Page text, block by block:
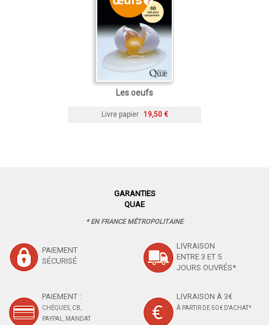
Les oeufs
Livre papier 19,50 €
GARANTIES
QUAE
* EN FRANCE MÉTROPOLITAINE
PAIEMENT
SÉCURISÉ
LIVRAISON
ENTRE 3 ET 5
JOURS OUVRÉS*
PAIEMENT :
CHÈQUES, CB,
PAYPAL, MANDAT
LIVRAISON À 3€
À PARTIR DE 50 € D'ACHAT*